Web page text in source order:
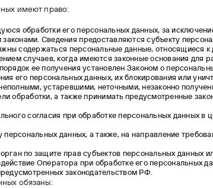
имеют право:
обработки его персональных данных, за
Сведения предоставляются субъекту
содержаться персональные данные, относящиеся к
случаев, когда имеются законные основания для
ее получения установлен Законом о
его персональных данных, их блокирования или
устаревшими, неточными, незаконно
обработки, а также принимать предусмотренные
согласия при обработке персональных данных в
персональных данных, а также, на направление
по защите прав субъектов персональных данных
Оператора при обработке его персональных
законодательством РФ.
обязаны: